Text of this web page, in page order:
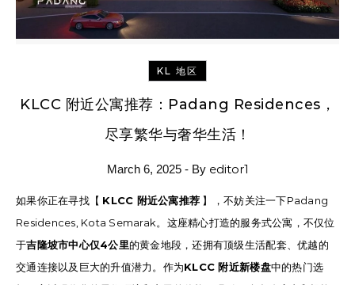
KL 地区
KLCC 附近公寓推荐：Padang Residences，
尽享繁华与奢华生活！
March 6, 2025 - By editor1
如果你正在寻找【 KLCC 附近公寓推荐 】，不妨关注一下Padang
Residences, Kota Semarak。这座精心打造的服务式公寓，不仅位
于吉隆坡市中心仅4公里的黄金地段，还拥有顶级生活配套、优越的
交通连接以及巨大的升值潜力。作为KLCC 附近新楼盘中的热门选